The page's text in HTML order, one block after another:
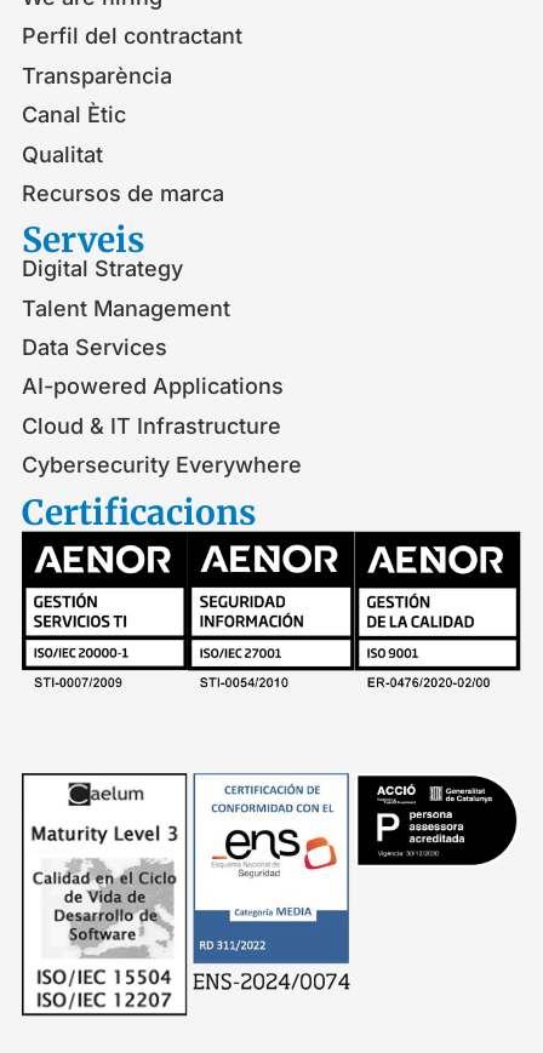
Perfil del contractant
Transparència
Canal Ètic
Qualitat
Recursos de marca
Serveis​
Digital Strategy
Talent Management
Data Services
AI-powered Applications
Cloud & IT Infrastructure
Cybersecurity Everywhere
Certificacions